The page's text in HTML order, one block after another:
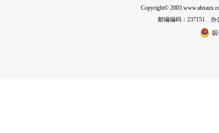
Copyright© 2003
邮编编码：237151 办
皖